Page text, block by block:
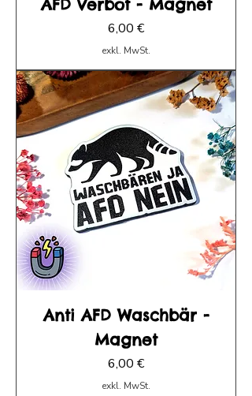
AFD Verbot - Magnet
Preis
6,00 €
exkl. MwSt.
Anti AFD Waschbär -
Magnet
Preis
6,00 €
exkl. MwSt.